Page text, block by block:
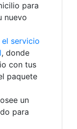
para
nuevo
servicio
, donde
con tus
paquete
un
para